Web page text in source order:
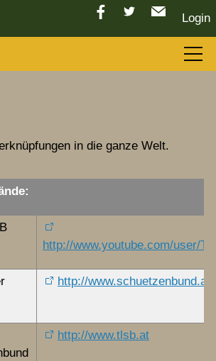
Login
LGC 2026
Tradition
Vorstand
Chronik
in die ganze Welt.
http://www.youtube.com/user/
http://www.schuetzenbund.at
http://www.tlsb.at